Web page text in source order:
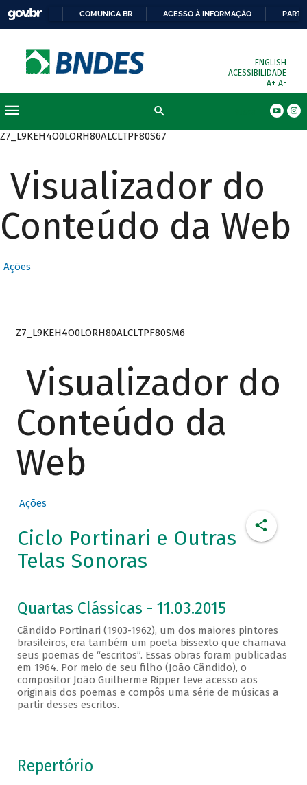
COMUNICA BR ACESSO À INFORMAÇÃO
ENGLISH
ACESSIBILIDADE
A+ A-
Z7_L9KEH4O0LORH80ALCLTPF80S67
Visualizador do
Conteúdo da Web
Ações
Z7_L9KEH4O0LORH80ALCLTPF80SM6
Visualizador do
Conteúdo da
Web
Ações
Ciclo Portinari e Outras
Telas Sonoras
Quartas Clássicas - 11.03.2015
Cândido Portinari (1903-1962), um dos maiores pintores
brasileiros, era também um poeta bissexto que chamava
seus poemas de “escritos”. Essas obras foram publicadas
em 1964. Por meio de seu filho (João Cândido), o
compositor João Guilherme Ripper teve acesso aos
originais dos poemas e compôs uma série de músicas a
partir desses escritos.
Repertório